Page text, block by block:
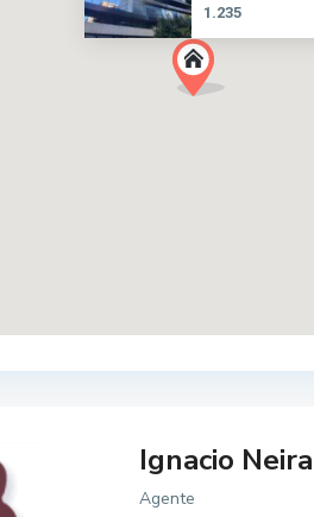
1.235
Ignacio
Agente